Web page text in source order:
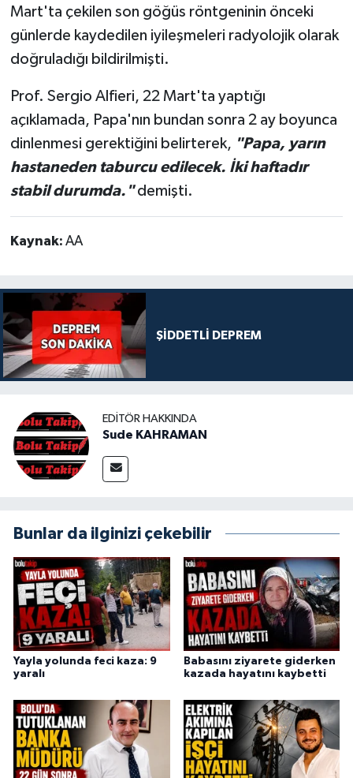
Mart'ta çekilen son göğüs röntgeninin önceki
günlerde kaydedilen iyileşmeleri radyolojik olarak
doğruladığı bildirilmişti.
Prof. Sergio Alfieri, 22 Mart'ta yaptığı
açıklamada, Papa'nın bundan sonra 2 ay boyunca
dinlenmesi gerektiğini belirterek, "Papa, yarın
hastaneden taburcu edilecek. İki haftadır
stabil durumda."demişti.
Kaynak: AA
ŞİDDETLİ DEPREM
EDITÖR HAKKINDA
Sude KAHRAMAN
Bunlar da ilginizi çekebilir
Yayla yolunda feci kaza: 9
yaralı
Babasını ziyarete giderken
kazada hayatını kaybetti